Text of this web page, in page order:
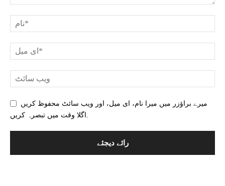
میرے براؤزر میں میرا نام، ای میل، اور ویب سائٹ محفوظ کریں